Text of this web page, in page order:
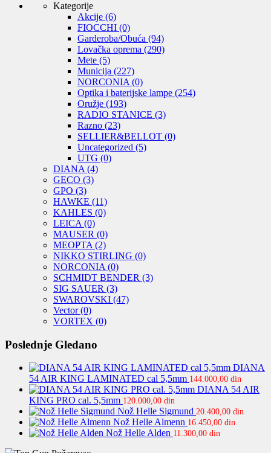
Kategorije
Akcije (6)
FIOCCHI (0)
Garderoba/Obuća (94)
Lovačka oprema (290)
Mete (5)
Municija (227)
NORCONIA (0)
Optika i baterijske lampe (254)
Oružje (193)
RADIO STANICE (3)
Razno (23)
SELLIER&BELLOT (0)
Uncategorized (5)
UTG (0)
DIANA (4)
GECO (3)
GPO (3)
HAWKE (11)
KAHLES (0)
LEICA (0)
MAUSER (0)
MEOPTA (2)
NIKKO STIRLING (0)
NORCONIA (0)
SCHMIDT BENDER (3)
SIG SAUER (3)
SWAROVSKI (47)
Vector(0)
VORTEX (0)
Poslednje Gledano
DIANA
54 AIR KING LAMINATED cal 5,5mm 144.000,00 din
DIANA 54 AIR
KING PRO cal. 5,5mm 120.000,00 din
Nož Helle Sigmund 20.400,00 din
Nož Helle Almenn 16.450,00 din
Nož Helle Alden 11.300,00 din